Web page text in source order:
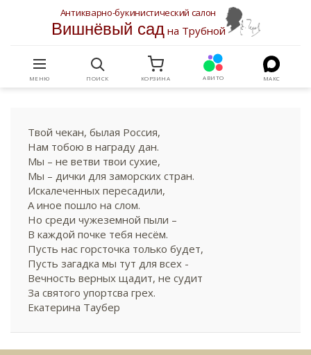
Антикварно-букинистический салон
Вишнёвый садна Трубной
МЕНЮ ПОИСК КОРЗИНА АВИТО МАКС
Твой чекан, былая Россия,
Нам тобою в награду дан.
Мы – не ветви твои сухие,
Мы – дички для заморских стран.
Искалеченных пересадили,
А иное пошло на слом.
Но среди чужеземной пыли –
В каждой почке тебя несём.
Пусть нас горсточка только будет,
Пусть загадка мы тут для всех -
Вечность верных щадит, не судит
За святого упортсва грех.
Екатерина Таубер